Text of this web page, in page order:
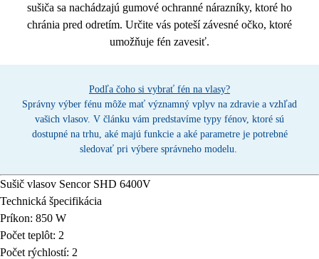
sušiča sa nachádzajú gumové ochranné nárazníky, ktoré ho
chránia pred odretím. Určite vás potešízávesné očko, ktoré
umožňuje fén zavesiť.
Podľa čoho si vybrať fén na vlasy?
Správny výber fénu môže mať významný vplyv na zdravie a vzhľad
vašich vlasov. V článku vám predstavíme typy fénov, ktoré sú
dostupné na trhu, aké majú funkcie a aké parametre je potrebné
sledovať pri výbere správneho modelu.
Sušič vlasov Sencor SHD 6400V
Technická špecifikácia
Príkon: 850 W
Počet teplôt: 2
Počet rýchlostí: 2